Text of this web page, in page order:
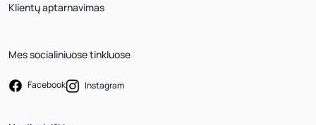
Klientų aptarnavimas
Mes socialiniuose tinkluose
Facebook Instagram